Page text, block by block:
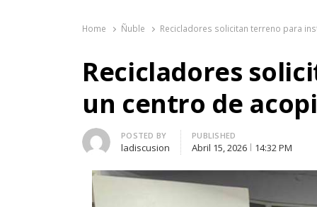
Home Ñuble Recicladores solicitan terreno para
Recicladores
un centro de
Author
POSTED BY
ladiscusion
PUBLISHED
Abril 15, 2026 14:32 PM